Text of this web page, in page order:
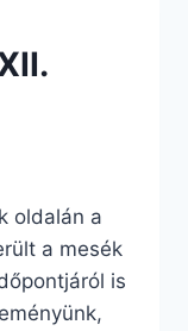
oldalán a
a mesék
is